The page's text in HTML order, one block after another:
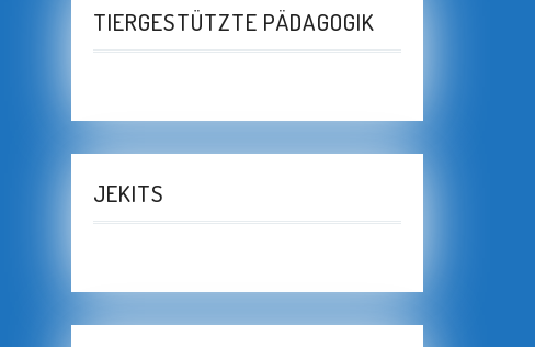
TIERGESTÜTZTE PÄDAGOGIK
JEKITS